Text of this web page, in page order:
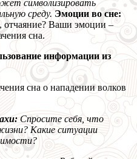
символизировать
среду. Эмоции во сне:
отчаяние? Ваши эмоции –
сна.
информации из
сна о нападении волков
Спросите себя, что
Какие ситуации